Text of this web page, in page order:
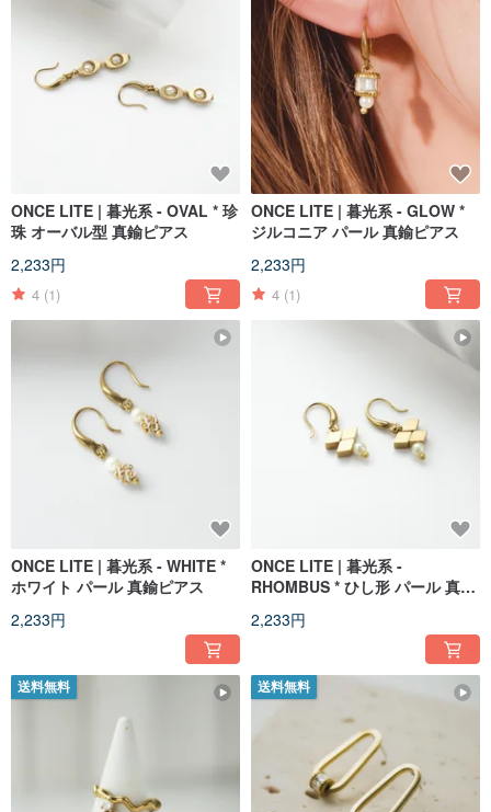
ONCE LITE | 暮光系 - OVAL * 珍
珠 オーバル型 真鍮ピアス
2,233円
4 (1)
ONCE LITE | 暮光系 - GLOW *
ジルコニア パール 真鍮ピアス
2,233円
4 (1)
ONCE LITE | 暮光系 - WHITE *
ホワイト パール 真鍮ピアス
2,233円
ONCE LITE | 暮光系 -
RHOMBUS * ひし形 パール 真鍮
2,233円
送料無料 送料無料